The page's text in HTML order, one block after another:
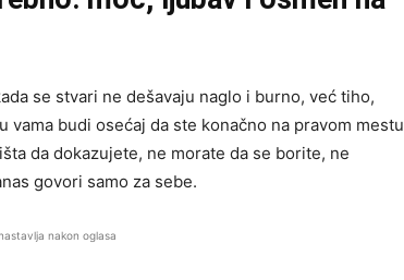
se stvari ne dešavaju naglo i burno, već tiho,
vama budi osećaj da ste konačno na pravom mestu
da dokazujete, ne morate da se borite, ne
govori samo za sebe.
nakon oglasa